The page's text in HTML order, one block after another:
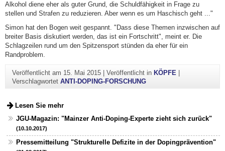
Alkohol diene eher als guter Grund, die Schuldfähigkeit in Frage zu
stellen und Strafen zu reduzieren. Aber wenn es um Haschisch geht ..."
Simon hat den Bogen weit gespannt. "Dass diese Themen inzwischen auf
breiter Basis diskutiert werden, das ist ein Fortschritt", meint er. Die
Schlagzeilen rund um den Spitzensport stünden da eher für ein
Randproblem.
Veröffentlicht am 15. Mai 2015| Veröffentlicht in KÖPFE |
Verschlagwortet ANTI-DOPING-FORSCHUNG
Lesen Sie mehr
JGU-Magazin: "Mainzer Anti-Doping-Experte zieht sich zurück"
(10.10.2017)
Pressemitteilung "Strukturelle Defizite in der Dopingprävention"